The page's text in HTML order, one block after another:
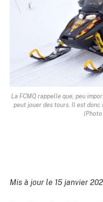
La FCMQ rappelle que, peu
peut jouer des tours. Il est donc
(Photo
Mis à jour le 15 janvier